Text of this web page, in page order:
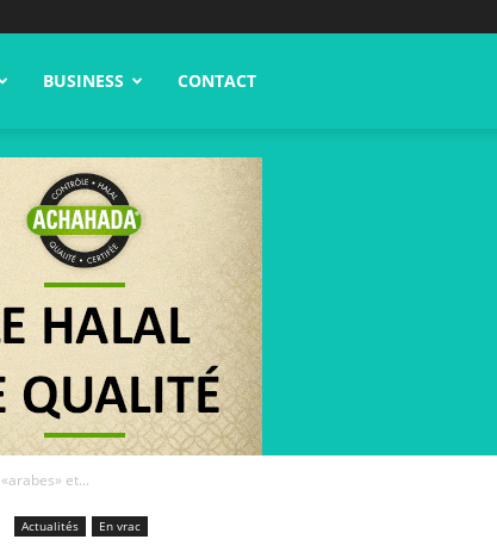
BUSINESS CONTACT
et...
Actualités En vrac